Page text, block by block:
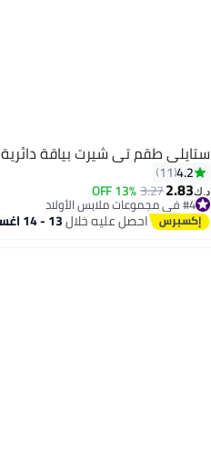
ستايلي طقم تي شيرت بياقة
4.2
11
د.ك‏2.83
3.27
13% OFF
#4 في مجموعات ملابس الأولاد
#4 في مجموعات ملابس الأولاد احصل عليه خلال13 - 14 اغسطس